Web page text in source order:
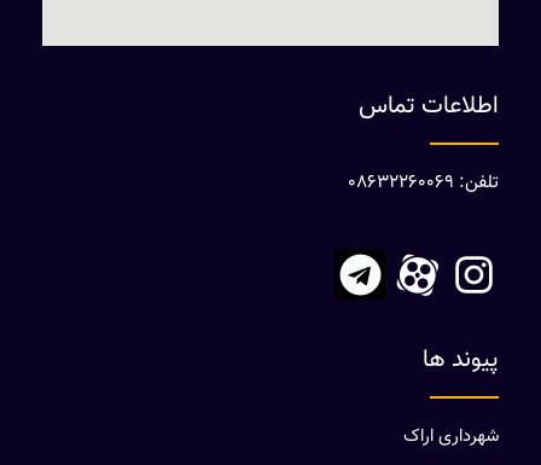
اطلاعات تماس
تلفن: 08632260069
پیوند ها
شهرداری اراک